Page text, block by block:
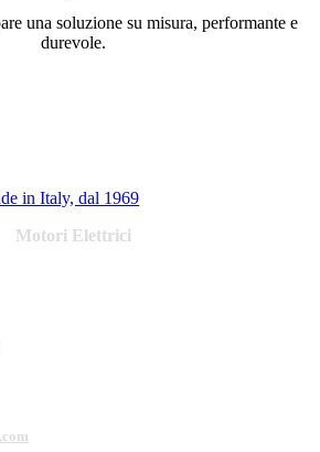
una soluzione su misura, performante e
durevole.
Motori Elettrici